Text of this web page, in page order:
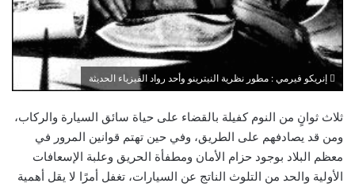
إنريكو فيرمي : مطور نظرية النيترينو وأحد رواد الفيزياء الحديثة
ثلاث ثوانٍ من النوم كفيلة بالقضاء على حياة سائق السيارة والركاب،
ومن قد يصادفهم على الطريق، وفي حين تهتم قوانين المرور في
معظم البلاد بوجود حزام الأمان ومطفأة الحريق وعلبة الإسعافات
الأولية والحد من التلوث الناتج عن السيارات، تغفل أمرًا لا يقل أهمية